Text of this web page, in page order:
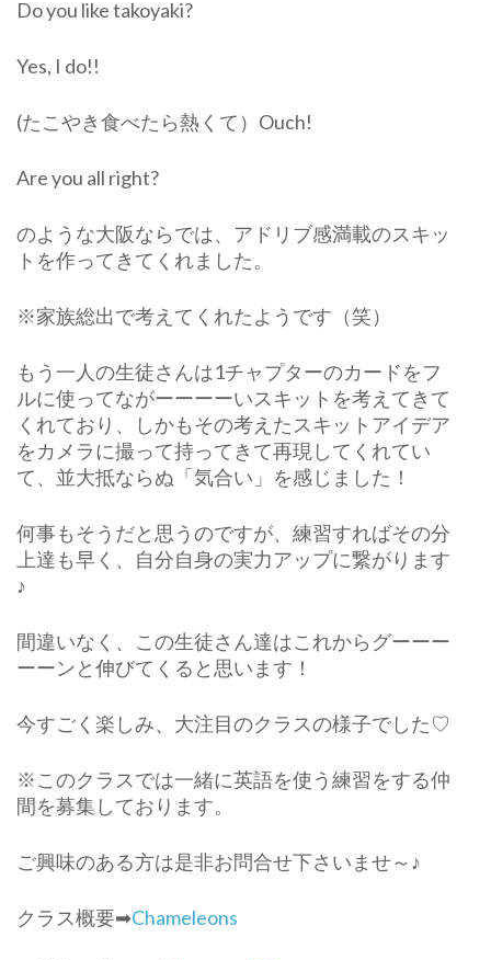
Do you like takoyaki?
Yes, I do!!
(たこやき食べたら熱くて）Ouch!
Are you all right?
のような大阪ならでは、アドリブ感満載のスキッ
トを作ってきてくれました。
※家族総出で考えてくれたようです（笑）
もう一人の生徒さんは1チャプターのカードをフ
ルに使ってながーーーーいスキットを考えてきて
くれており、しかもその考えたスキットアイデア
をカメラに撮って持ってきて再現してくれてい
て、並大抵ならぬ「気合い」を感じました！
何事もそうだと思うのですが、練習すればその分
上達も早く、自分自身の実力アップに繋がります
♪
間違いなく、この生徒さん達はこれからグーーー
ーーンと伸びてくると思います！
今すごく楽しみ、大注目のクラスの様子でした♡
※このクラスでは一緒に英語を使う練習をする仲
間を募集しております。
ご興味のある方は是非お問合せ下さいませ～♪
クラス概要➡Chameleons